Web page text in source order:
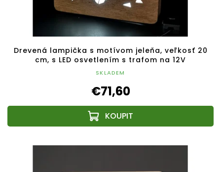
Drevená lampička s motívom jeleňa, veľkosť 20
cm, s LED osvetlením s trafom na 12V
SKLADEM
€71,60